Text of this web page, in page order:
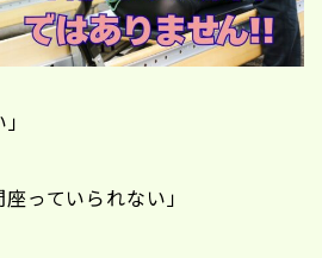
っていられない」